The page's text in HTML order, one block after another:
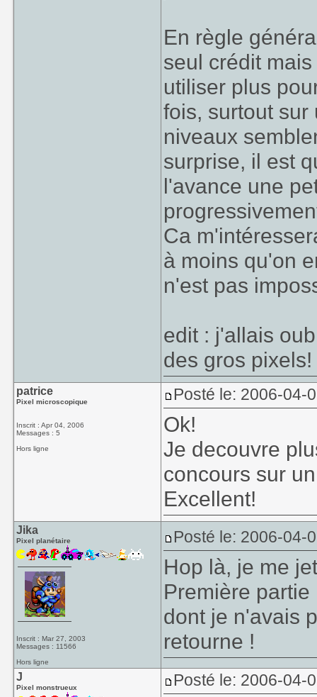
En règle
seul crédit
utiliser plus
fois, surtout
niveaux
surprise, il est
l'avance une
Ca
à moins qu'on
n'est pas
edit : j'allais
des gros pixels!
patrice
Pixel microscopique
Inscrit : Apr 04, 2006
Messages : 5
Hors ligne
Posté le: 2006-04-
Ok!
Je decouvre
concours sur
Excellent!
Jika
Pixel planétaire
Inscrit : Mar 27, 2003
Messages : 11566
Hors ligne
Posté le: 2006-04-
Hop là, je me
Première
dont je n'avais
retourne !
J
Pixel monstrueux
Posté le: 2006-04-